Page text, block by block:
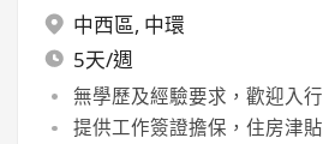
中西區, 中環
5天/週
無學歷及經驗要求，歡迎入行
提供工作簽證擔保，住房津貼